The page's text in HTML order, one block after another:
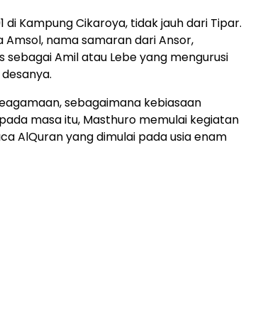
di Kampung Cikaroya, tidak jauh dari Tipar.
nama samaran dari Ansor,
sebagai Amil atau Lebe yang mengurusi
sebagaimana kebiasaan
masa itu, Masthuro memulai kegiatan
AlQuran yang dimulai pada usia enam